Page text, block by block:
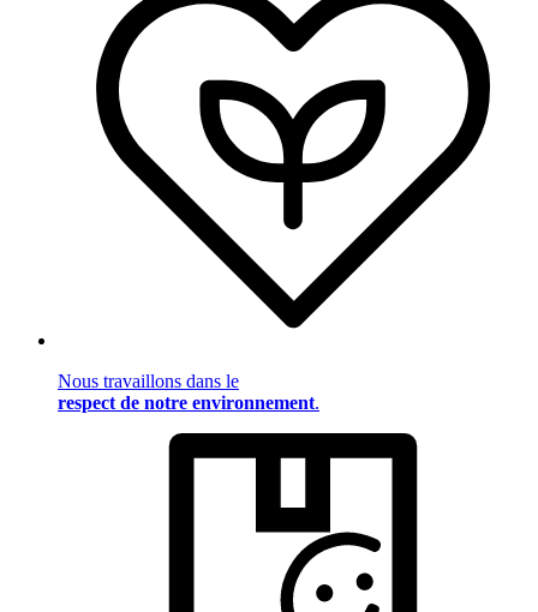
Nous travaillons dans le
respect de notre environnement.